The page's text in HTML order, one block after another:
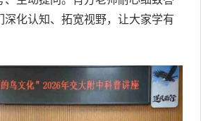
深化认知、拓宽视野，让大家学有